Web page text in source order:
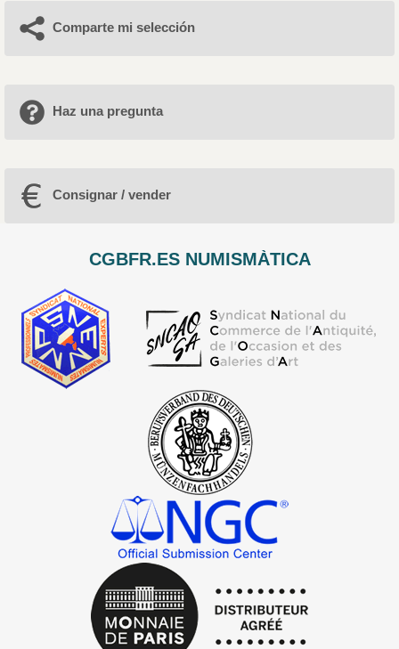
Comparte mi selección
Haz una pregunta
Consignar / vender
CGBFR.ES NUMISMÀTICA